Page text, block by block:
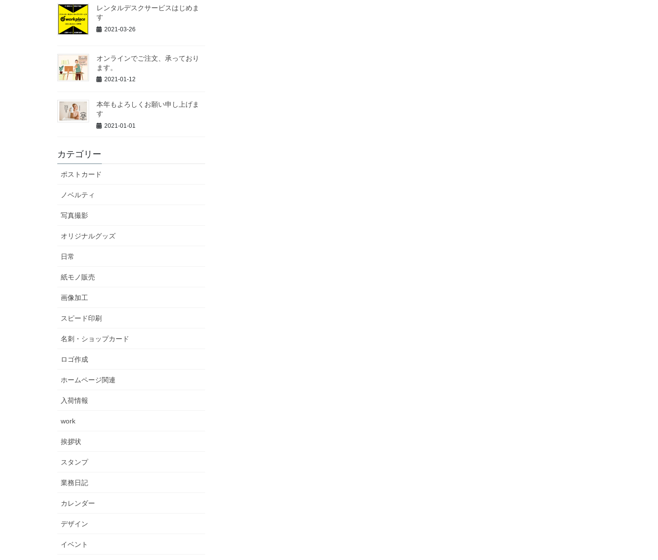
レンタルデスクサービスはじめま
す
2021-03-26
オンラインでご注文、承っており
ます。
2021-01-12
本年もよろしくお願い申し上げま
す
2021-01-01
カテゴリー
ポストカード
ノベルティ
写真撮影
オリジナルグッズ
日常
紙モノ販売
画像加工
スピード印刷
名刺・ショップカード
ロゴ作成
ホームページ関連
入荷情報
work
挨拶状
スタンプ
業務日記
カレンダー
デザイン
イベント